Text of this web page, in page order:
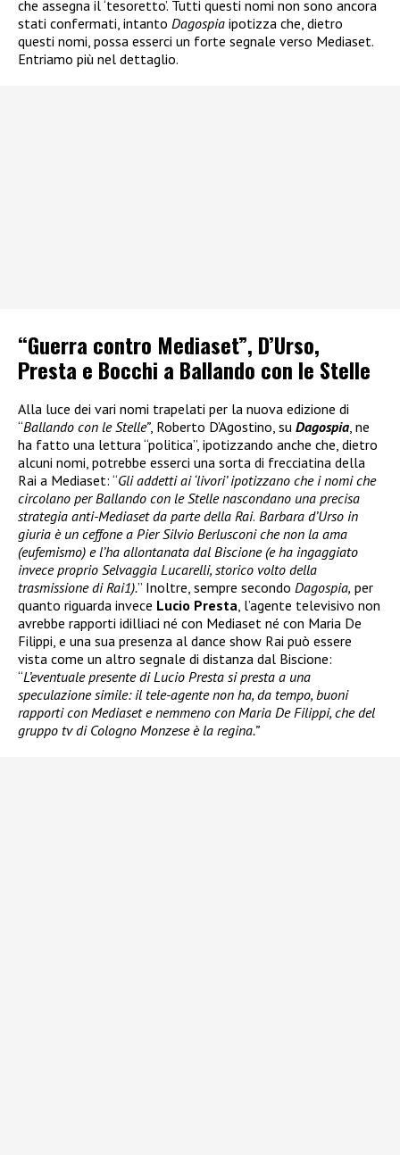
che assegna il ‘tesoretto’. Tutti questi nomi non sono ancora
stati confermati, intanto Dagospia ipotizza che, dietro
questi nomi, possa esserci un forte segnale verso Mediaset.
Entriamo più nel dettaglio.
“Guerra contro Mediaset”, D’Urso,
Presta e Bocchi a Ballando con le Stelle
Alla luce dei vari nomi trapelati per la nuova edizione di
“Ballando con le Stelle”, Roberto D’Agostino, su Dagospia, ne
ha fatto una lettura “politica”, ipotizzando anche che, dietro
alcuni nomi, potrebbe esserci una sorta di frecciatina della
Rai a Mediaset: “Gli addetti ai ‘livori’ ipotizzano che i nomi che
circolano per Ballando con le Stelle nascondano una precisa
strategia anti-Mediaset da parte della Rai. Barbara d’Urso in
giuria è un ceffone a Pier Silvio Berlusconi che non la ama
(eufemismo) e l’ha allontanata dal Biscione (e ha ingaggiato
invece proprio Selvaggia Lucarelli, storico volto della
trasmissione di Rai1).” Inoltre, sempre secondo Dagospia, per
quanto riguarda invece Lucio Presta, l’agente televisivo non
avrebbe rapporti idilliaci né con Mediaset né con Maria De
Filippi, e una sua presenza al dance show Rai può essere
vista come un altro segnale di distanza dal Biscione:
“L’eventuale presente di Lucio Presta si presta a una
speculazione simile: il tele-agente non ha, da tempo, buoni
rapporti con Mediaset e nemmeno con Maria De Filippi, che del
gruppo tv di Cologno Monzese è la regina.”